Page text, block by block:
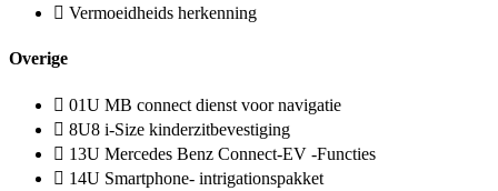
Vermoeidheids herkenning
Overige
01U MB connect dienst voor navigatie
8U8 i-Size kinderzitbevestiging
13U Mercedes Benz Connect-EV -Functies
14U Smartphone- intrigationspakket